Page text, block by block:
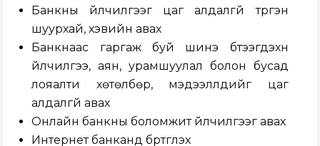
Банкны үйлчилгээг цаг алдалгүй түргэн
шуурхай, хэвийн авах
Банкнаас гаргаж буй шинэ бүтээгдэхүүн
үйлчилгээ, аян, урамшуулал болон бусад
лояалти хөтөлбөр, мэдээллүүдийг цаг
алдалгүй авах
Онлайн банкны боломжит үйлчилгээг авах
Интернет банканд бүртгүүлэх